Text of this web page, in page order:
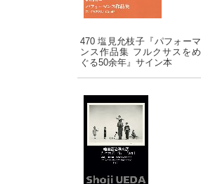
470 塩見允枝子『パフォーマ
ンス作品集 フルクサスをめ
ぐる50余年』サイン本